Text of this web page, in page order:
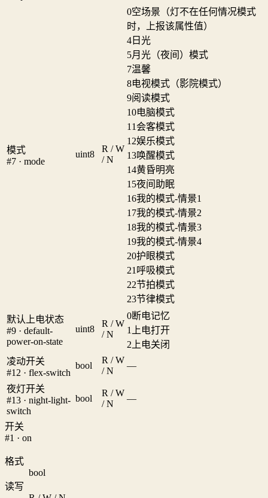
模式
#7 · mode
uint8
R / W
/ N
0空场景（灯不在任何情况模式
时，上报该属性值）
4 日光
5月光（夜间）模式
7温馨
8电视模式（影院模式）
9阅读模式
10电脑模式
11 会客模式
12娱乐模式
13唤醒模式
14黄昏明亮
15夜间助眠
16我的模式-情景1
17我的模式-情景2
18我的模式-情景3
19我的模式-情景4
20护眼模式
21 呼吸模式
22节拍模式
23节律模式
默认上电状态
#9 · default-
power-on-state
uint8
R / W
/ N
0断电记忆
1
上电打开
2 上电关闭
凌动开关
#12 · flex-switch
bool
R / W
/ N
—
夜灯开关
#13 · night-light-
switch
bool
R / W
/ N
—
开关
#1 · on
格式
bool
读写